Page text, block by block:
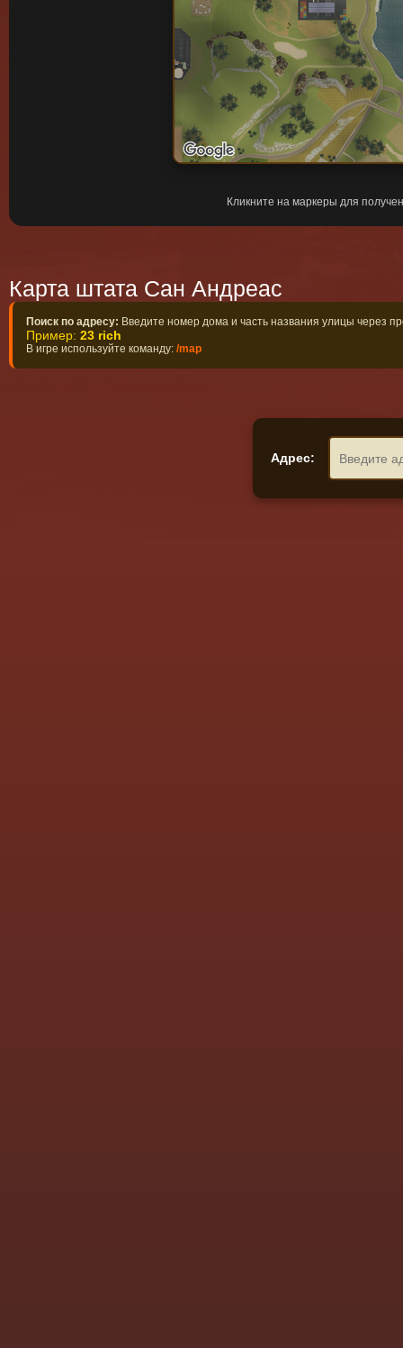
Кликните на маркеры для
Карта штата Сан Андреас
Поиск по адресу: Введите номер дома и часть названия улицы через
Пример: 23 rich
В игре используйте команду: /map
Адрес: